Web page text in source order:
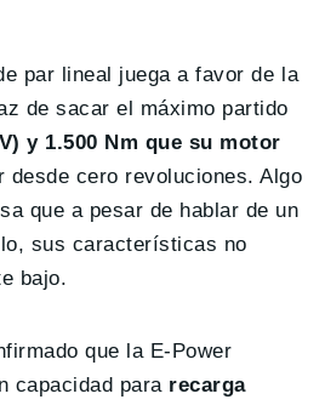
par lineal juega a favor de la
de sacar el máximo partido
y 1.500 Nm que su motor
desde cero revoluciones. Algo
que a pesar de hablar de un
sus características no
bajo.
que la E-Power
capacidad para recarga